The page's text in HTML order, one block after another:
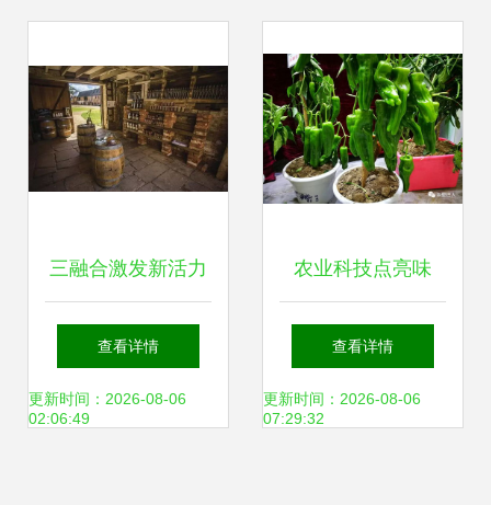
三融合激发新活力
文化数字网赋能农
技开发与产业升级
查看详情
更新时间：2026-08-06
02:06:49
农业科技点亮味
蕾，2.5万种舌尖盛
宴绽放农博会，驱
查看详情
更新时间：2026-08-06
07:29:32